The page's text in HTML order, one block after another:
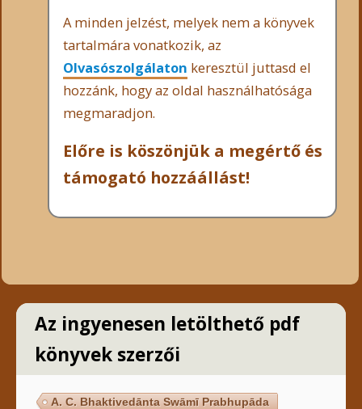
A minden jelzést, melyek nem a könyvek
tartalmára vonatkozik, az
Olvasószolgálaton keresztül juttasd el
hozzánk, hogy az oldal használhatósága
megmaradjon.
Előre is köszönjük a megértő és
támogató hozzáállást!
Az ingyenesen letölthető pdf
könyvek szerzői
A. C. Bhaktivedānta Swāmī Prabhupāda